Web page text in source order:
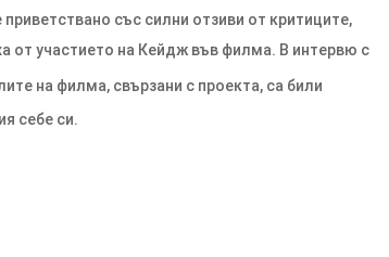
със силни отзиви от критиците,
от участието на Кейдж във филма. В интервю с
на филма, свързани с проекта, са били
себе си.